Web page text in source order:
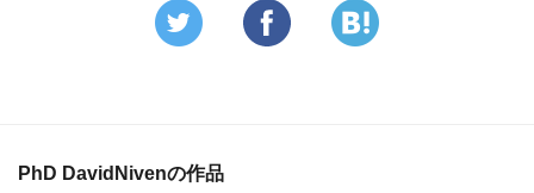
PhD DavidNivenの作品